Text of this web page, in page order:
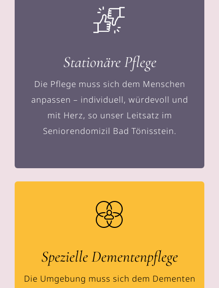
Stationäre Pflege
Die Pflege muss sich dem Menschen
anpassen – individuell, würdevoll und
mit Herz, so unser Leitsatz im
Seniorendomizil Bad Tönisstein.
Spezielle Dementenpflege
Die Umgebung muss sich dem Dementen